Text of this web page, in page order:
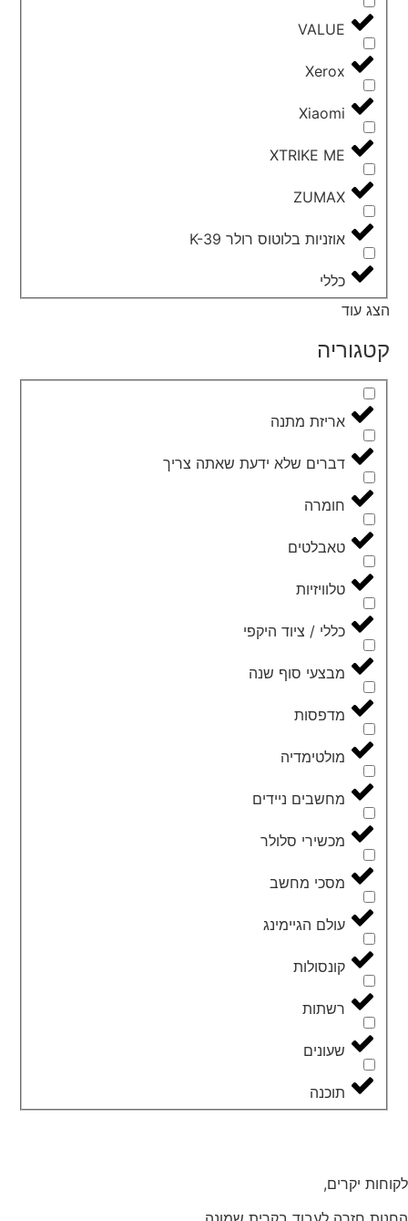
VALUE
Xerox
Xiaomi
XTRIKE ME
ZUMAX
אוזניות בלוטוס רולר K-39
כללי
הצג עוד
קטגוריה
אריזת מתנה
דברים שלא ידעת שאתה צריך
חומרה
טאבלטים
טלוויזיות
כללי / ציוד היקפי
מבצעי סוף שנה
מדפסות
מולטימדיה
מחשבים ניידים
מכשירי סלולר
מסכי מחשב
עולם הגיימינג
קונסולות
רשתות
שעונים
תוכנה
לקוחות יקרים,